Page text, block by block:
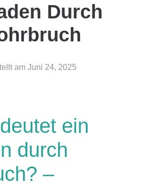
Durch
am Juni 24, 2025
ein
durch
–